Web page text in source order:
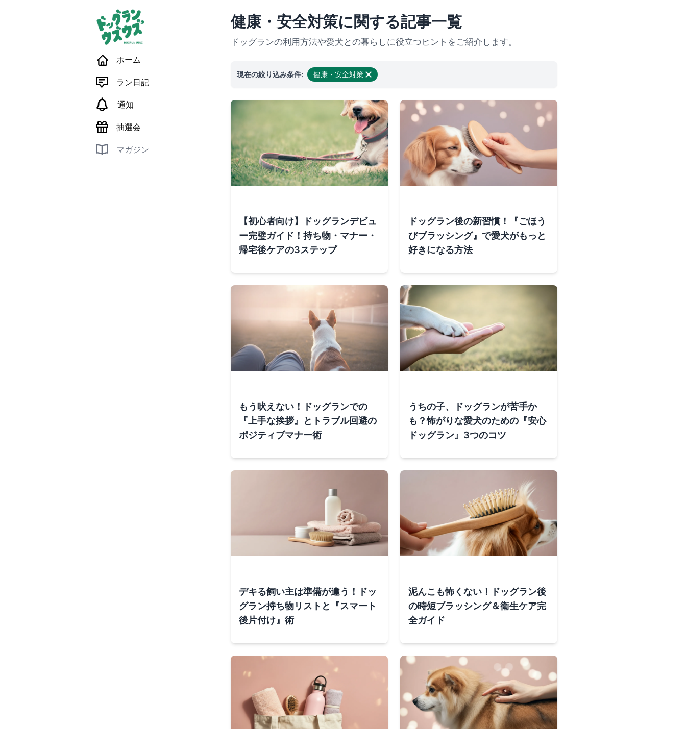
ホーム
ラン日記
通知
抽選会
マガジン
健康・安全対策に関する記事一覧
ドッグランの利用方法や愛犬との暮らしに役立つヒントをご紹介します。
現在の絞り込み条件: 健康・安全対策 絞り込みを解除
【初心者向け】ドッグランデビュ
ー完璧ガイド！持ち物・マナー・
帰宅後ケアの3ステップ
ドッグラン後の新習慣！『ごほう
びブラッシング』で愛犬がもっと
好きになる方法
もう吠えない！ドッグランでの
『上手な挨拶』とトラブル回避の
ポジティブマナー術
うちの子、ドッグランが苦手か
も？怖がりな愛犬のための『安心
ドッグラン』3つのコツ
デキる飼い主は準備が違う！ドッ
グラン持ち物リストと『スマート
後片付け』術
泥んこも怖くない！ドッグラン後
の時短ブラッシング＆衛生ケア完
全ガイド